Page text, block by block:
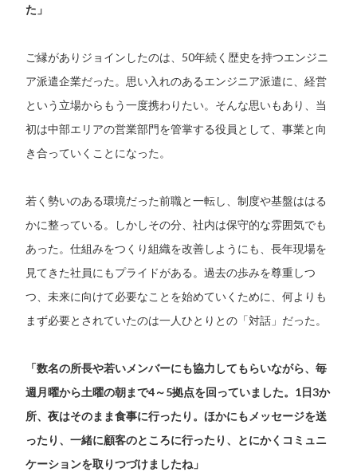
た」
ご縁がありジョインしたのは、50年続く歴史を持つエンジニ
ア派遣企業だった。思い入れのあるエンジニア派遣に、経営
という立場からもう一度携わりたい。そんな思いもあり、当
初は中部エリアの営業部門を管掌する役員として、事業と向
き合っていくことになった。
若く勢いのある環境だった前職と一転し、制度や基盤ははる
かに整っている。しかしその分、社内は保守的な雰囲気でも
あった。仕組みをつくり組織を改善しようにも、長年現場を
見てきた社員にもプライドがある。過去の歩みを尊重しつ
つ、未来に向けて必要なことを始めていくために、何よりも
まず必要とされていたのは一人ひとりとの「対話」だった。
「数名の所長や若いメンバーにも協力してもらいながら、毎
週月曜から土曜の朝まで4～5拠点を回っていました。1日3か
所、夜はそのまま食事に行ったり。ほかにもメッセージを送
ったり、一緒に顧客のところに行ったり、とにかくコミュニ
ケーションを取りつづけましたね」